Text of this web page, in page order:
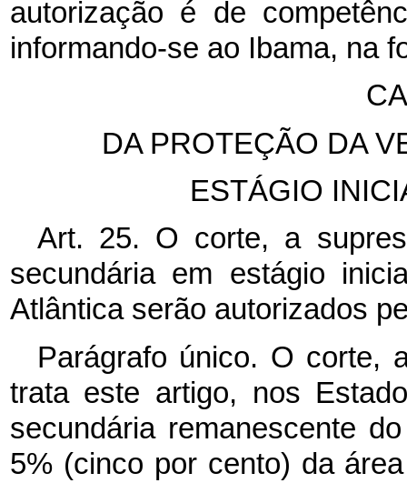
autorização é de
informando-se ao Ibama, na
DA PROTEÇÃO DA
ESTÁGIO
Art. 25. O corte, a
secundária em estágio
Atlântica serão autorizados
Parágrafo único. O corte,
trata este artigo, nos
secundária remanescente
5% (cinco por cento) da